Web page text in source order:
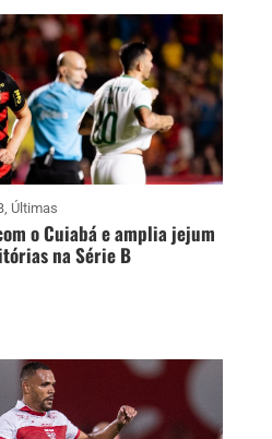
, Últimas
o Cuiabá e amplia jejum
na Série B